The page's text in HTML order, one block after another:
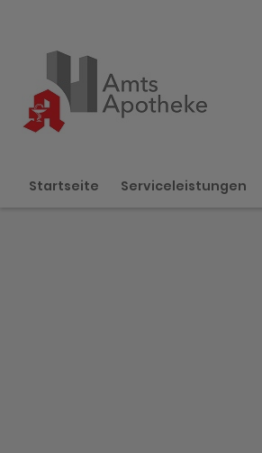
Startseite Serviceleistungen